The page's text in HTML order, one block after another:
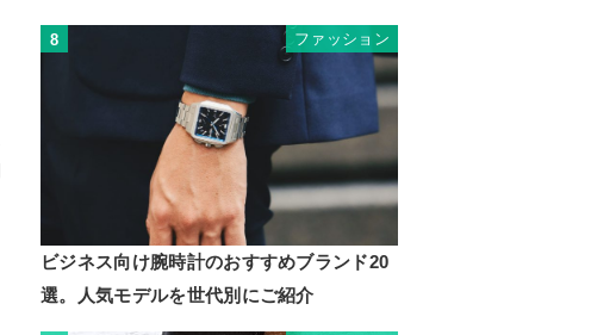
8 ファッション
ビジネス向け腕時計のおすすめブランド20
選。人気モデルを世代別にご紹介